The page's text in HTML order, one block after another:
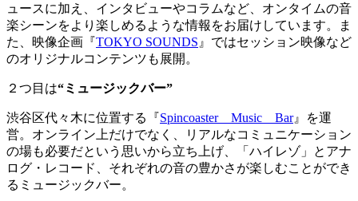
ュースに加え、インタビューやコラムなど、オンタイムの音
楽シーンをより楽しめるような情報をお届けしています。ま
た、映像企画『TOKYO SOUNDS 』ではセッション映像など
のオリジナルコンテンツも展開。
２つ目は“ミュージックバー”
渋谷区代々木に位置する『Spincoaster Music Bar』を運
営。オンライン上だけでなく、リアルなコミュニケーション
の場も必要だという思いから立ち上げ、「ハイレゾ」とアナ
ログ・レコード、それぞれの音の豊かさが楽しむことができ
るミュージックバー。